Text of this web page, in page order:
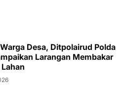
Desa, Ditpolairud Polda
Larangan Membakar